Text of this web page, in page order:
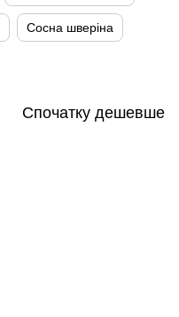
Сосна шверіна
Спочатку дешевше